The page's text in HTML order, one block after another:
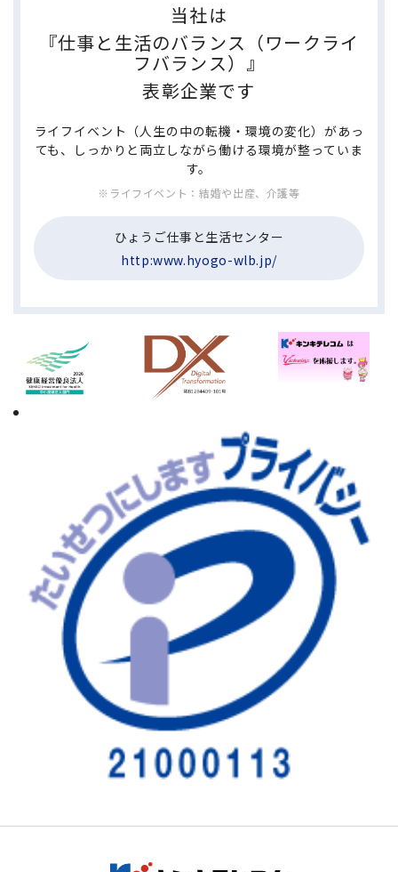
当社は
『仕事と生活のバランス（ワークライ
フバランス）』
表彰企業です
ライフイベント（人生の中の転機・環境の変化）があっ
ても、しっかりと両立しながら働ける環境が整っていま
す。
※ライフイベント：結婚や出産、介護等
ひょうご仕事と生活センター
http:www.hyogo-wlb.jp/